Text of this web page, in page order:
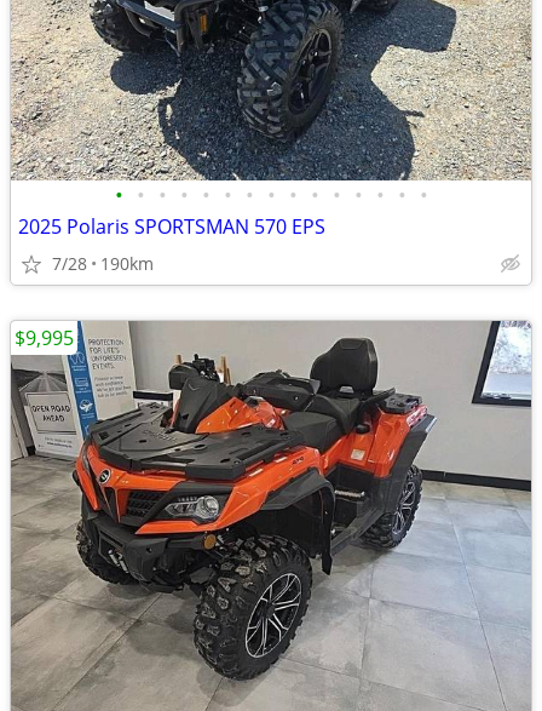
• • • • • • • • • • • • • • •
2025 Polaris SPORTSMAN 570 EPS
7/28 190km
$9,995